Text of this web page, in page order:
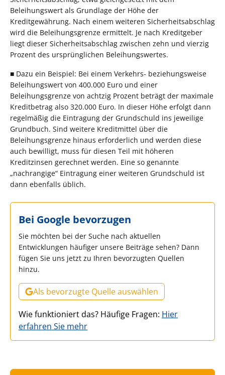
Beleihungswert als Grundlage der Höhe der
Kreditgewährung. Nach einem weiteren Sicherheitsabschlag
wird die Beleihungsgrenze ermittelt. Je nach Kreditgeber
liegt dieser Sicherheitsabschlag zwischen zehn und vierzig
Prozent des ursprünglichen Beleihungswertes.
■ Dazu ein Beispiel: Bei einem Verkehrs- beziehungsweise
Beleihungswert von 400.000 Euro und einer
Beleihungsgrenze von achtzig Prozent beträgt der maximale
Kreditbetrag also 320.000 Euro. In dieser Höhe erfolgt dann
regelmäßig die Eintragung der Grundschuld ins jeweilige
Grundbuch. Sind weitere Kreditmittel über die
Beleihungsgrenze hinaus erforderlich und werden diese
auch bewilligt, muss für diesen Teil mit höheren
Kreditzinsen gerechnet werden. Eine so genannte
„nachrangige“ Eintragung einer weiteren Grundschuld ist
dann ebenfalls üblich.
Bei Google bevorzugen
Sie möchten bei der Suche nach aktuellen
Entwicklungen häufiger unsere Beiträge sehen? Dann
fügen Sie uns jetzt zu Ihren bevorzugten Quellen
hinzu.
Als bevorzugte Quelle auswählen
Wie funktioniert das? Häufige Fragen: Hier
erfahren Sie mehr